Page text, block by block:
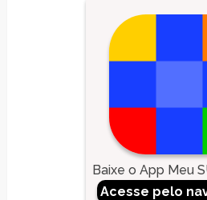
Baixe o App Meu
Acesse pelo